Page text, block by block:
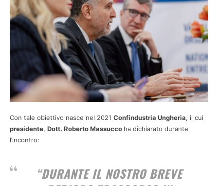
Con tale obiettivo nasce nel 2021 Confindustria Ungheria, il cui
presidente, Dott. Roberto Massucco ha dichiarato durante
l’incontro:
“DURANTE IL NOSTRO BREVE